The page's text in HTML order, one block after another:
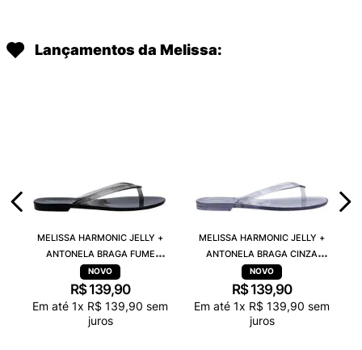
Lançamentos da Melissa:
MELISSA HARMONIC JELLY +
ANTONELA BRAGA FUME
TRANSPARENTE 38263
R$ 139,90
Em até 1x R$ 139,90 sem
juros
MELISSA HARMONIC JELLY +
ANTONELA BRAGA CINZA
TRANSPARENTE 38263
R$ 139,90
Em até 1x R$ 139,90 sem
juros